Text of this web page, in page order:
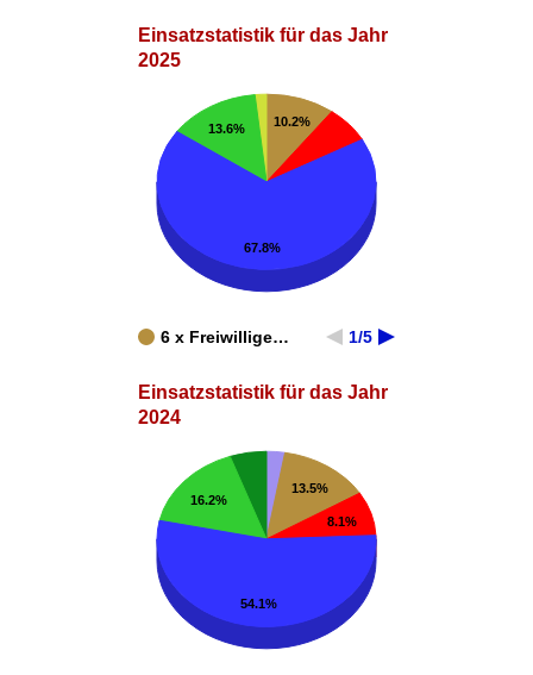
Einsatzstatistik für das Jahr
2025
6 x Freiwillige… 1/5
10.2%
13.6%
67.8%
Einsatzstatistik für das Jahr
2024
13.5%
8.1%
16.2%
54.1%